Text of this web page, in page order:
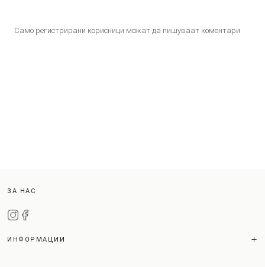
Само регистрирани корисници можат да пишуваат коментари
ЗА НАС
ИНФОРМАЦИИ